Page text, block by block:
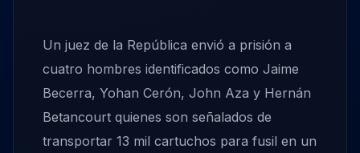
Un juez de la República envió a prisión a
cuatro hombres identificados como Jaime
Becerra, Yohan Cerón, John Aza y Hernán
Betancourt quienes son señalados de
transportar 13 mil cartuchos para fusil en un